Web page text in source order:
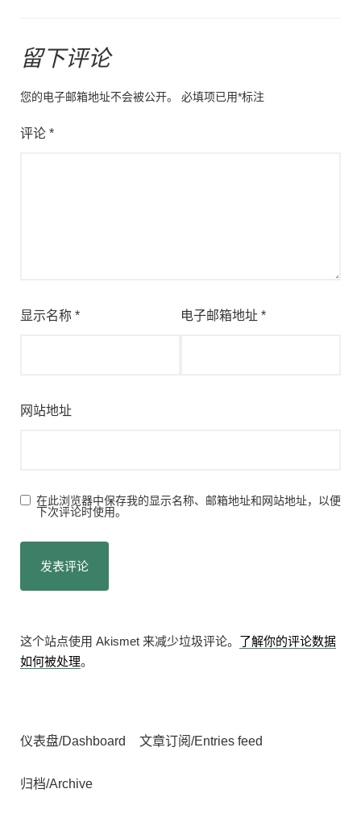
留下评论
您的电子邮箱地址不会被公开。 必填项已用*标注
评论 *
显示名称 * 电子邮箱地址 *
网站地址
在此浏览器中保存我的显示名称、邮箱地址和网站地址，以便
下次评论时使用。
这个站点使用 Akismet 来减少垃圾评论。 了解你的评论数据
如何被处理。
仪表盘/Dashboard 文章订阅/Entries feed
归档/Archive